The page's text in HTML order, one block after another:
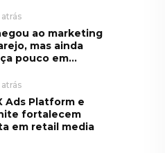
ao marketing
mas ainda
pouco em...
Ads Platform e
fortalecem
em retail media